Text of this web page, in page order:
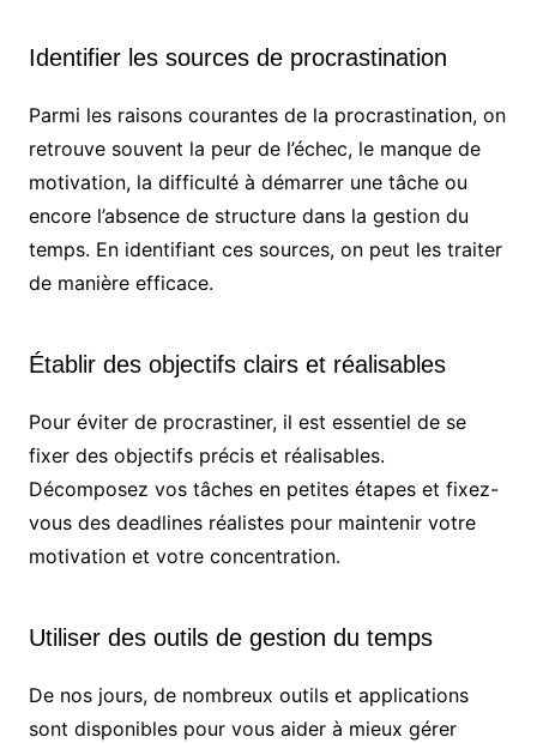
Identifier les sources de procrastination
Parmi les raisons courantes de la procrastination, on
retrouve souvent la peur de l’échec, le manque de
motivation, la difficulté à démarrer une tâche ou
encore l’absence de structure dans la gestion du
temps. En identifiant ces sources, on peut les traiter
de manière efficace.
Établir des objectifs clairs et réalisables
Pour éviter de procrastiner, il est essentiel de se
fixer des objectifs précis et réalisables.
Décomposez vos tâches en petites étapes et fixez-
vous des deadlines réalistes pour maintenir votre
motivation et votre concentration.
Utiliser des outils de gestion du temps
De nos jours, de nombreux outils et applications
sont disponibles pour vous aider à mieux gérer